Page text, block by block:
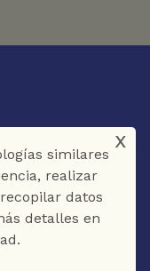
- COLOMBIA
Contáctenos
similares
realizar
datos
detalles en
x